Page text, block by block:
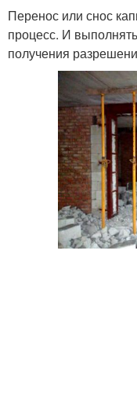
Перенос или снос
процесс. И
получения